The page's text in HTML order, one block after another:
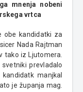
mnenja nobeni
vrtca
obe kandidatki za
Nada Rajtman
tako iz Ljutomera.
prevladalo
manjkal
je županja mag.